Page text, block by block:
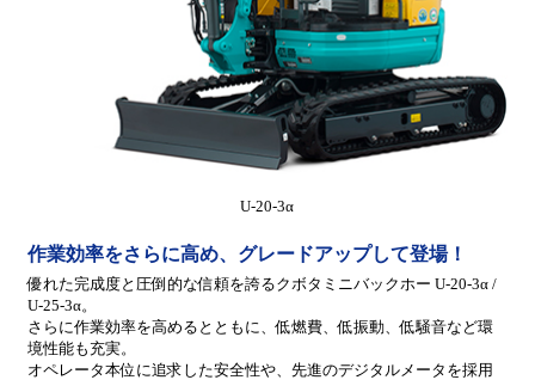
U-20-3α
作業効率をさらに高め、グレードアップして登場！
優れた完成度と圧倒的な信頼を誇るクボタミニバックホー U-20-3α /
U-25-3α。
さらに作業効率を高めるとともに、低燃費、低振動、低騒音など環
境性能も充実。
オペレータ本位に追求した安全性や、先進のデジタルメータを採用